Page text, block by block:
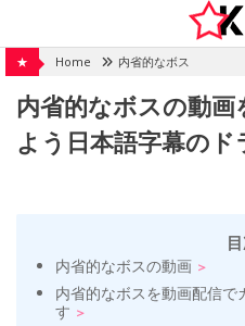
content
★ Home 内省的なボス
内省的なボスの動
よう日本語字幕の
内省的なボスの動画
内省的なボスを動画配信で
す